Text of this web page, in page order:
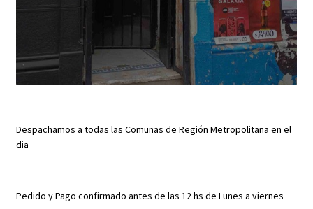
Despachamos a todas las Comunas de Región Metropolitana en el
dia
Pedido y Pago confirmado antes de las 12 hs de Lunes a viernes